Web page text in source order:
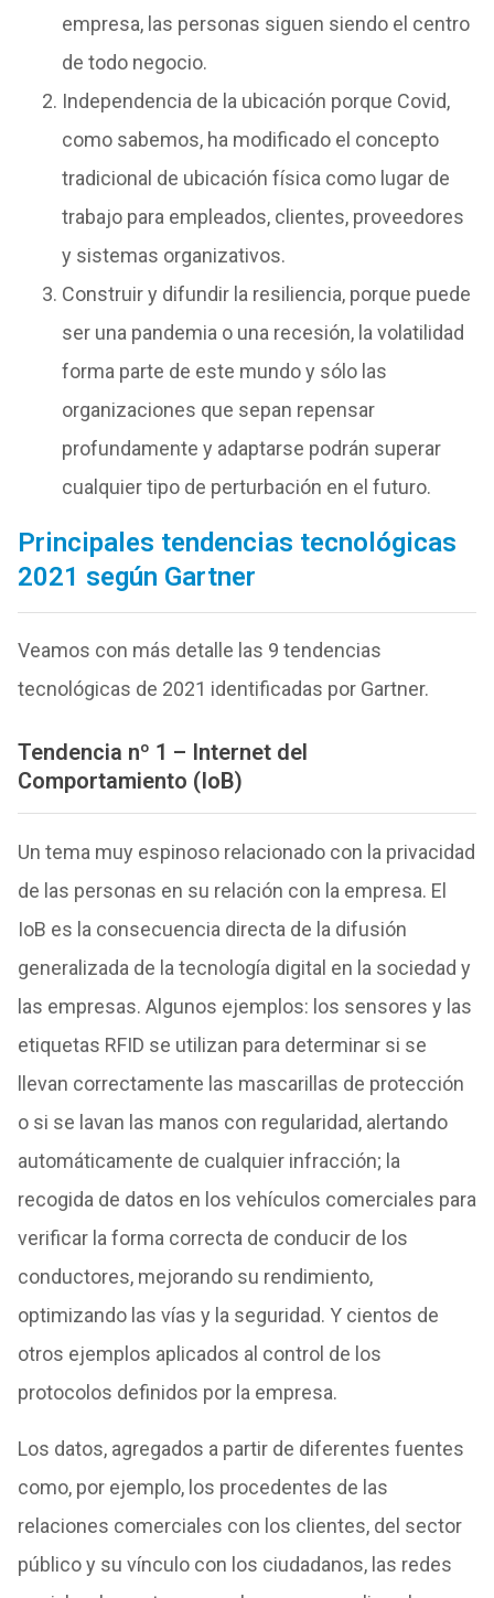
empresa, las personas siguen siendo el centro
de todo negocio.
Independencia de la ubicación porque Covid,
como sabemos, ha modificado el concepto
tradicional de ubicación física como lugar de
trabajo para empleados, clientes, proveedores
y sistemas organizativos.
Construir y difundir la resiliencia, porque puede
ser una pandemia o una recesión, la volatilidad
forma parte de este mundo y sólo las
organizaciones que sepan repensar
profundamente y adaptarse podrán superar
cualquier tipo de perturbación en el futuro.
Principales tendencias tecnológicas
2021 según Gartner
Veamos con más detalle las 9 tendencias
tecnológicas de 2021 identificadas por Gartner.
Tendencia nº 1 – Internet del
Comportamiento (IoB)
Un tema muy espinoso relacionado con la privacidad
de las personas en su relación con la empresa. El
IoB es la consecuencia directa de la difusión
generalizada de la tecnología digital en la sociedad y
las empresas. Algunos ejemplos: los sensores y las
etiquetas RFID se utilizan para determinar si se
llevan correctamente las mascarillas de protección
o si se lavan las manos con regularidad, alertando
automáticamente de cualquier infracción; la
recogida de datos en los vehículos comerciales para
verificar la forma correcta de conducir de los
conductores, mejorando su rendimiento,
optimizando las vías y la seguridad. Y cientos de
otros ejemplos aplicados al control de los
protocolos definidos por la empresa.
Los datos, agregados a partir de diferentes fuentes
como, por ejemplo, los procedentes de las
relaciones comerciales con los clientes, del sector
público y su vínculo con los ciudadanos, las redes